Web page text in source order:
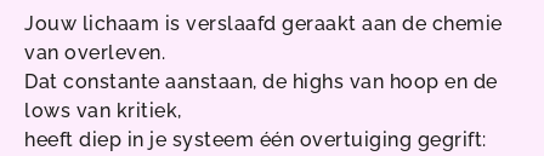
Jouw lichaam is verslaafd geraakt aan de chemie
van overleven.
Dat constante aanstaan, de highs van hoop en de
lows van kritiek,
heeft diep in je systeem één overtuiging gegrift: